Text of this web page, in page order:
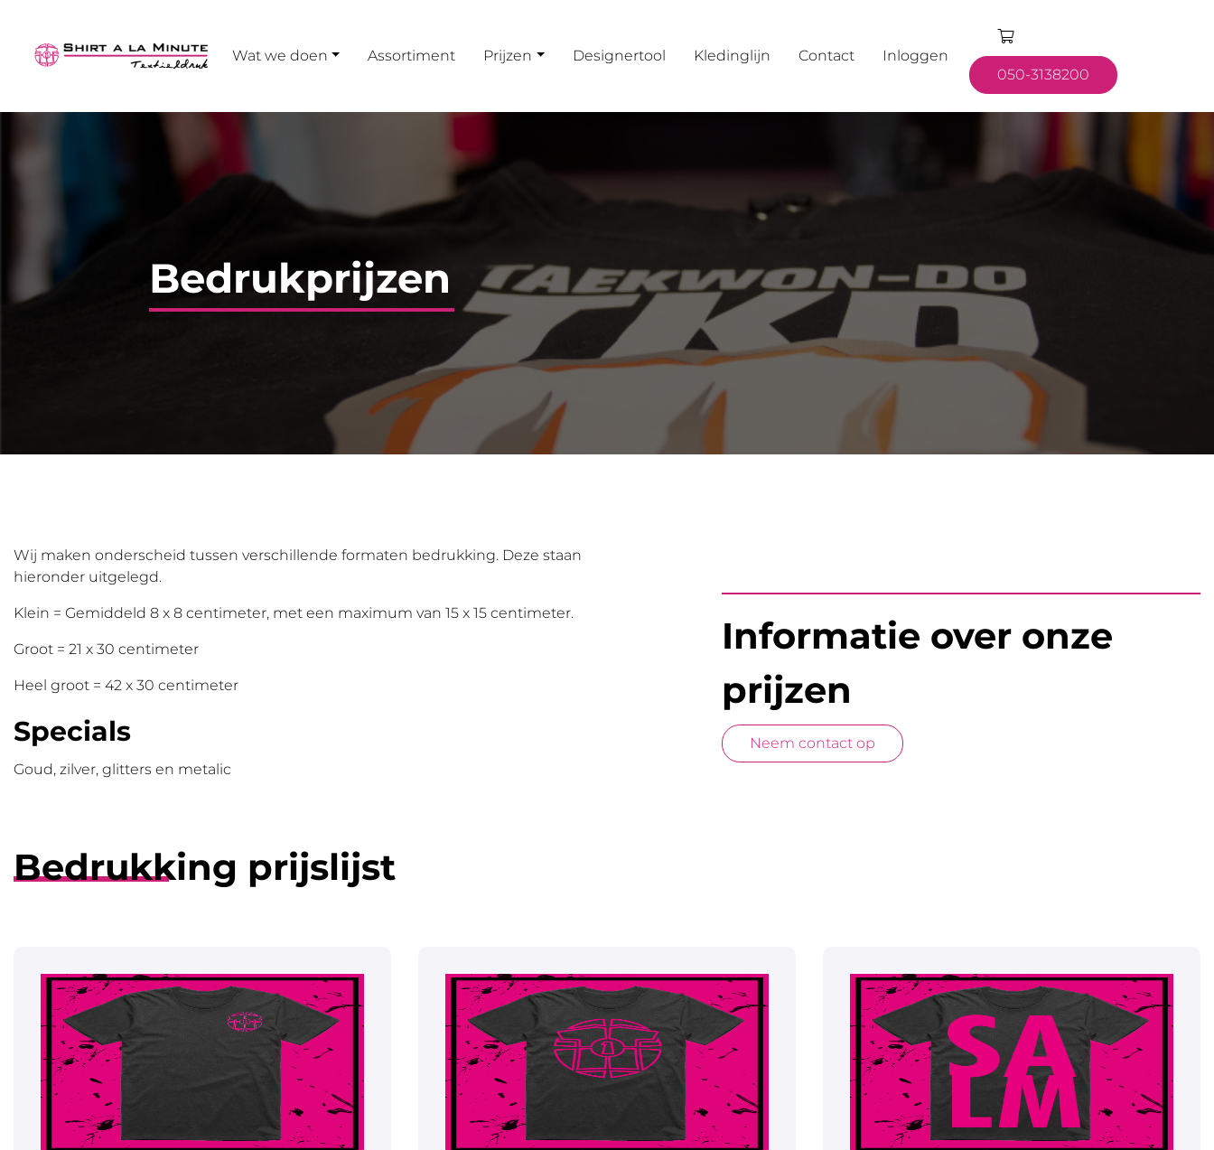
Wat we doen Assortiment Prijzen Designertool Kledinglijn Contact
Inloggen
050-3138200
Bedrukprijzen
Wij maken onderscheid tussen verschillende formaten bedrukking. Deze staan
hieronder uitgelegd.
Klein = Gemiddeld 8 x 8 centimeter, met een maximum van 15 x 15 centimeter.
Groot = 21 x 30 centimeter
Heel groot = 42 x 30 centimeter
Specials
Goud, zilver, glitters en metalic
Informatie over onze
prijzen
Neem contact op
Bedrukking prijslijst